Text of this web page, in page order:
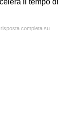
completa su